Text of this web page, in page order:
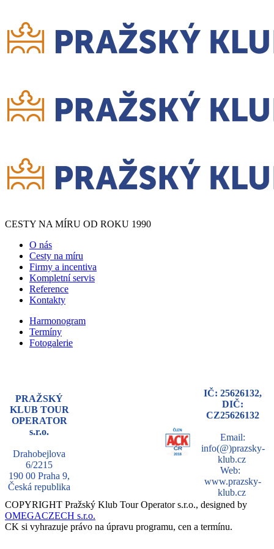
CESTY NA MÍRU OD ROKU 1990
O nás
Cesty na míru
Firmy a incentiva
Kompletní servis
Reference
Kontakty
Harmonogram
Termíny
Fotogalerie
PRAŽSKÝ
KLUB TOUR
OPERATOR
s.r.o.
Drahobejlova
6/2215
190 00 Praha 9,
Česká republika
IČ: 25626132,
DIČ:
CZ25626132
Email:
info(@)prazsky-
klub.cz
Web:
www.prazsky-
klub.cz
COPYRIGHT Pražský Klub Tour Operator s.r.o., designed by
OMEGACZECH s.r.o.
CK si vyhrazuje právo na úpravu programu, cen a termínu.